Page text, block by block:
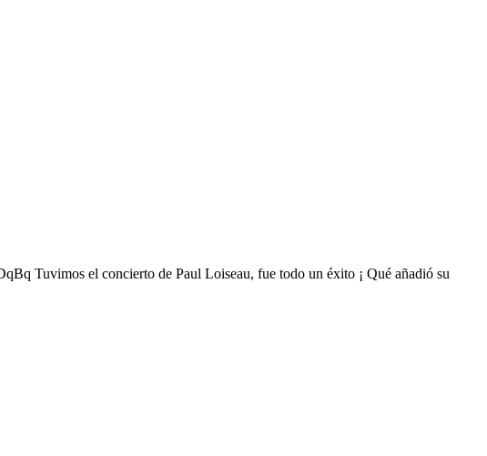
Tuvimos el concierto de Paul Loiseau, fue todo un éxito ¡ Qué añadió su